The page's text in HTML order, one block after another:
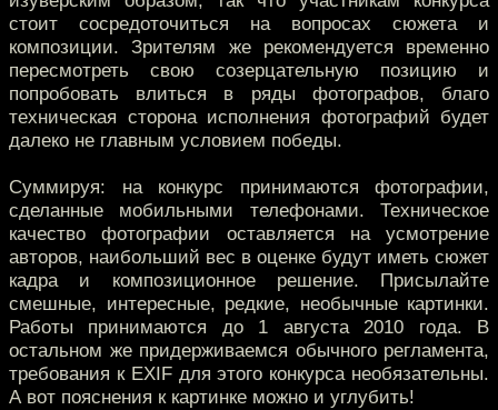
стоит сосредоточиться на вопросах сюжета и
композиции. Зрителям же рекомендуется временно
пересмотреть свою созерцательную позицию и
попробовать влиться в ряды фотографов, благо
техническая сторона исполнения фотографий будет
далеко не главным условием победы.
Суммируя: на конкурс принимаются фотографии,
сделанные мобильными телефонами. Техническое
качество фотографии оставляется на усмотрение
авторов, наибольший вес в оценке будут иметь сюжет
кадра и композиционное решение. Присылайте
смешные, интересные, редкие, необычные картинки.
Работы принимаются до 1 августа 2010 года. В
остальном же придерживаемся обычного регламента,
требования к EXIF для этого конкурса необязательны.
А вот пояснения к картинке можно и углубить!